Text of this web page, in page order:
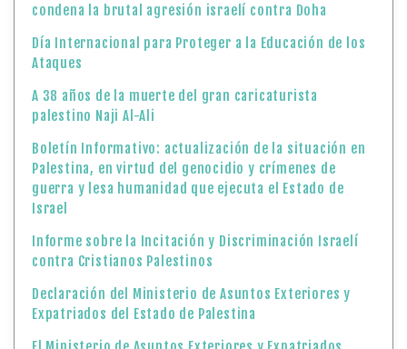
condena la brutal agresión israelí contra Doha
Día Internacional para Proteger a la Educación de los
Ataques
A 38 años de la muerte del gran caricaturista
palestino Naji Al-Ali
Boletín Informativo: actualización de la situación en
Palestina, en virtud del genocidio y crímenes de
guerra y lesa humanidad que ejecuta el Estado de
Israel
Informe sobre la Incitación y Discriminación Israelí
contra Cristianos Palestinos
Declaración del Ministerio de Asuntos Exteriores y
Expatriados del Estado de Palestina